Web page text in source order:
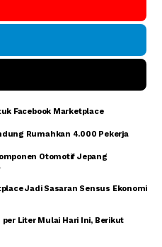
Facebook Marketplace
Rumahkan 4.000 Pekerja
Otomotif Jepang
Jadi Sasaran Sensus Ekonomi
per Liter Mulai Hari Ini, Berikut